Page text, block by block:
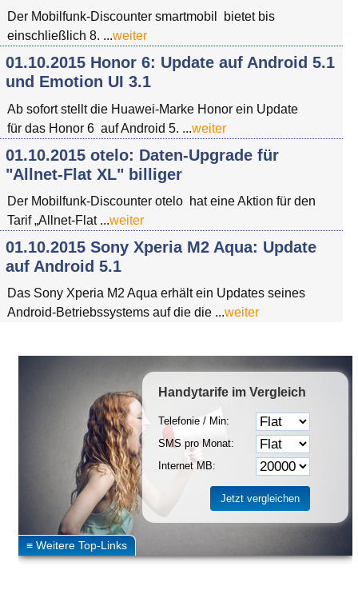
Der Mobilfunk-Discounter smartmobil bietet bis
einschließlich 8. ...weiter
01.10.2015 Honor 6: Update auf Android 5.1
und Emotion UI 3.1
Ab sofort stellt die Huawei-Marke Honor ein Update
für das Honor 6 auf Android 5. ...weiter
01.10.2015 otelo: Daten-Upgrade für
"Allnet-Flat XL" billiger
Der Mobilfunk-Discounter otelo hat eine Aktion für den
Tarif „Allnet-Flat ...weiter
01.10.2015 Sony Xperia M2 Aqua: Update
auf Android 5.1
Das Sony Xperia M2 Aqua erhält ein Updates seines
Android-Betriebssystems auf die die ...weiter
Handytarife im Vergleich
Telefonie / Min:
SMS pro Monat:
Internet MB: